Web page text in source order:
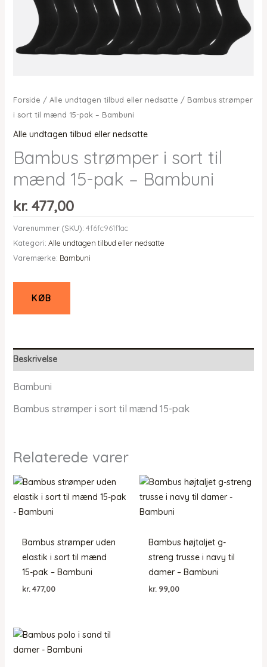
Forside / Alle undtagen tilbud eller nedsatte / Bambus strømper
i sort til mænd 15-pak – Bambuni
Alle undtagen tilbud eller nedsatte
Bambus strømper i sort til
mænd 15-pak – Bambuni
kr.477,00
Varenummer (SKU): 4f6fc961f1ac
Kategori: Alle undtagen tilbud eller nedsatte
Varemærke: Bambuni
KØB
Beskrivelse
Bambuni
Bambus strømper i sort til mænd 15-pak
Relaterede varer
Bambus strømper uden
elastik i sort til mænd
15-pak – Bambuni
kr.477,00
Bambus højtaljet g-
streng trusse i navy til
damer – Bambuni
kr. 99,00